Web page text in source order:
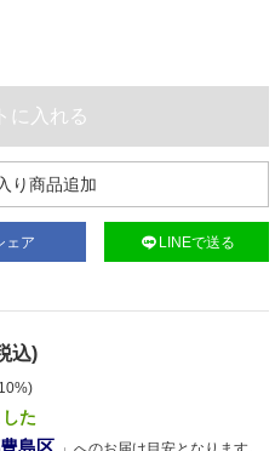
に入れる
り商品追加
ェア LINEで送る
込)
た
島区